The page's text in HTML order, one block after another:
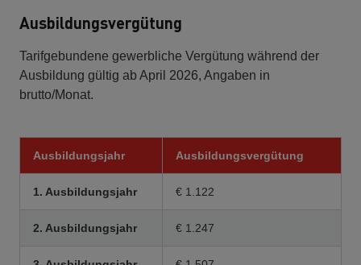
Ausbildungsvergütung
Tarifgebundene gewerbliche Vergütung während der
Ausbildung gültig ab April 2026, Angaben in
brutto/Monat.
Ausbildungsjahr Ausbildungsvergütung
1. Ausbildungsjahr € 1.122
2. Ausbildungsjahr € 1.247